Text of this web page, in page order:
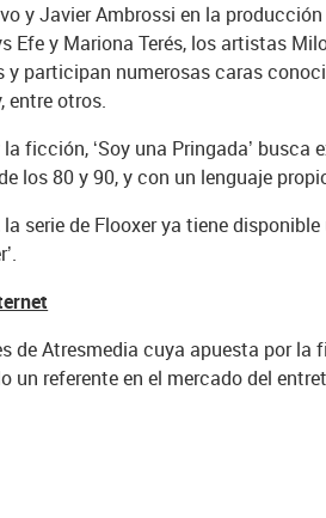
y Javier Ambrossi en la
Efe y Mariona Terés, los artistas
y participan numerosas caras
entre otros.
ficción, ‘Soy una Pringada’
los 80 y 90, y con un lenguaje
serie de Flooxer ya tiene
de Atresmedia cuya apuesta por
un referente en el mercado del